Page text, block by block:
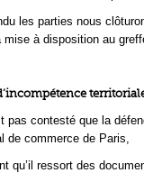
les parties nous
mise à disposition au
pas contesté que la
de commerce de Paris,
qu’il ressort des